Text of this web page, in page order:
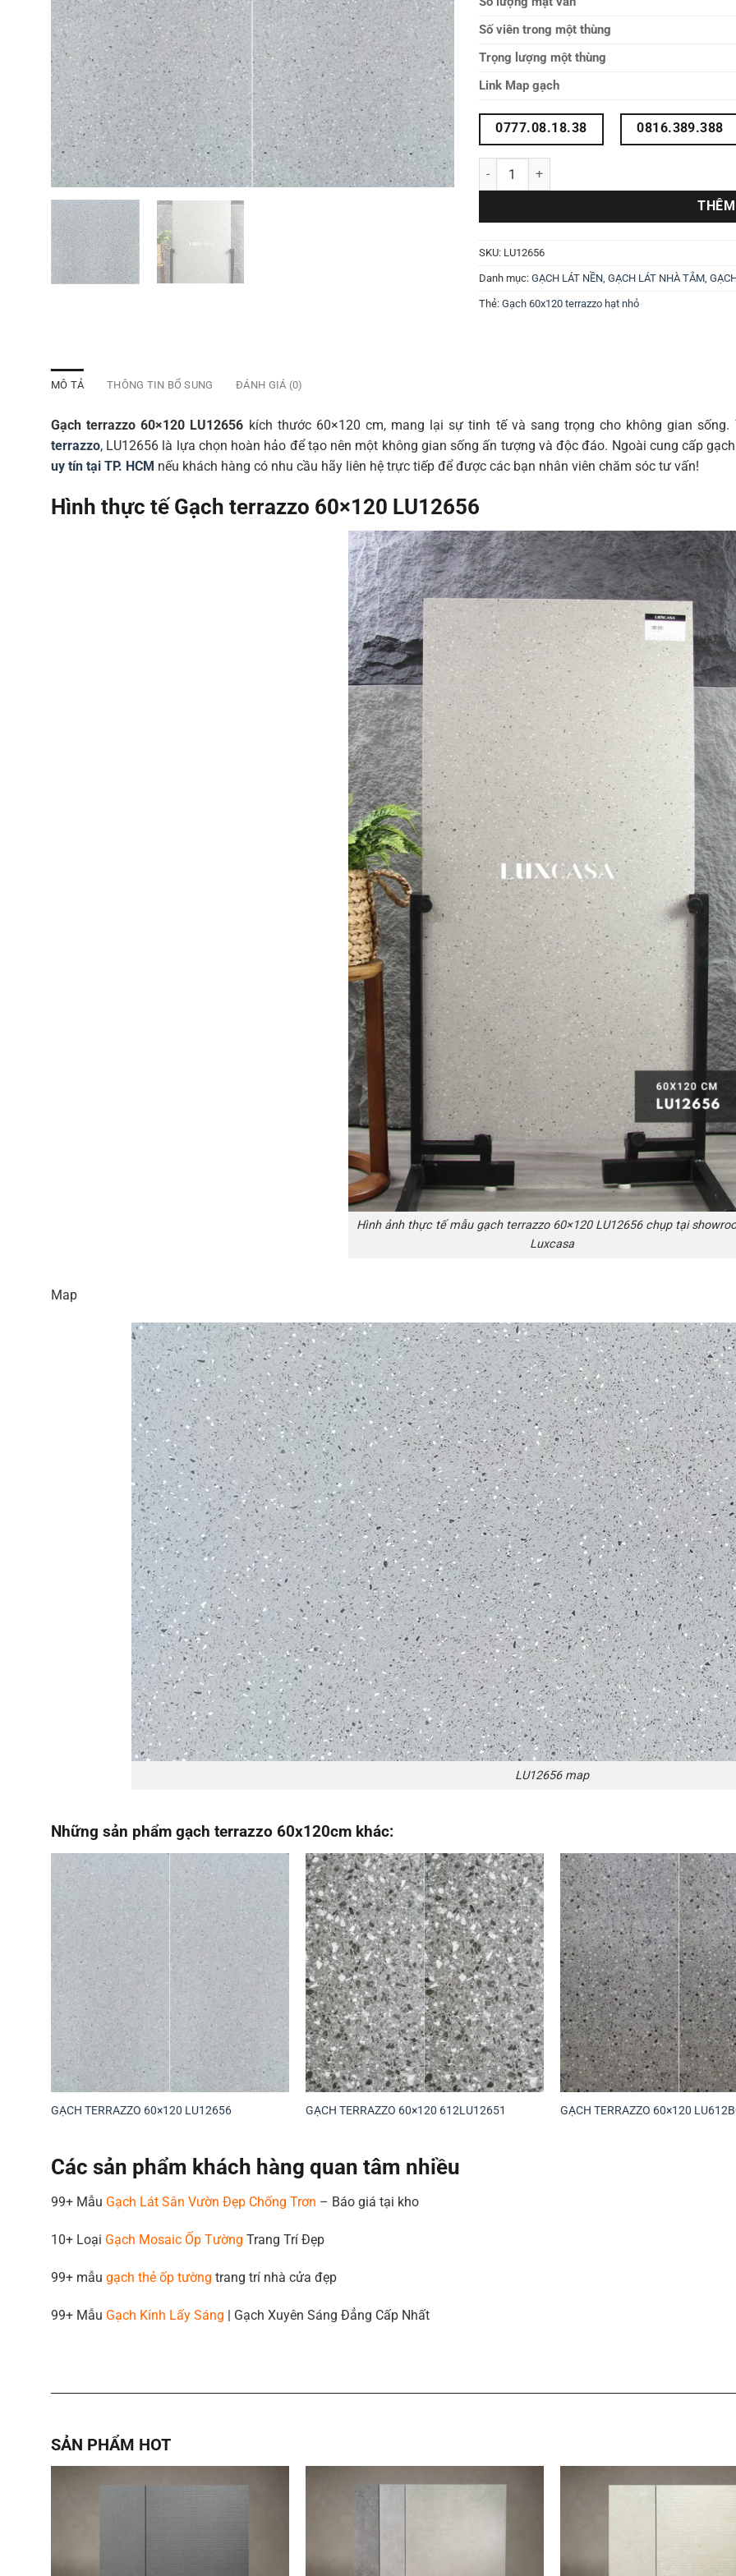
Số viên trong một thùng
Trọng lượng một thùng
Link Map gạch
0777.08.18.38 0816.389.388
Gạch terrazzo 60x120 LU12656 số lượng
SKU: LU12656
Danh mục: GẠCH LÁT NỀN, GẠCH LÁT NHÀ TẮM,
Thẻ: Gạch 60x120 terrazzo hạt nhỏ
MÔ TẢ THÔNG TIN BỔ SUNG ĐÁNH GIÁ (0)
Gạch terrazzo 60×120 LU12656 kích thước 60×120 cm, mang lại sự tinh tế và sang trọng cho không gian
terrazzo, LU12656 là lựa chọn hoàn hảo để tạo nên một không gian sống ấn tượng và độc đáo. Ngoài cung cấp
uy tín tại TP. HCM nếu khách hàng có nhu cầu hãy liên hệ trực tiếp để được các bạn nhân viên chăm sóc tư vấn!
Hình thực tế Gạch terrazzo 60×120 LU12656
Hình ảnh thực tế mẫu gạch terrazzo 60×120 LU12656 chụp tại
Luxcasa
Map
LU12656 map
Những sản phẩm gạch terrazzo 60x120cm khác:
GẠCH TERRAZZO 60×120 LU12656 GẠCH TERRAZZO 60×120 612LU12651 GẠCH TERRAZZO 60×120
Các sản phẩm khách hàng quan tâm nhiều
99+ Mẫu Gạch Lát Sân Vườn Đẹp Chống Trơn – Báo giá tại kho
10+ Loại Gạch Mosaic Ốp Tường Trang Trí Đẹp
99+ mẫu gạch thẻ ốp tường trang trí nhà cửa đẹp
99+ Mẫu Gạch Kính Lấy Sáng | Gạch Xuyên Sáng Đẳng Cấp Nhất
SẢN PHẨM HOT